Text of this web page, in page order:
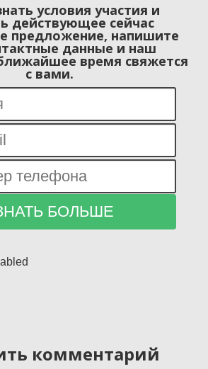
условия участия и
действующее сейчас
предложение, напишите
данные и наш
время свяжется
с вами.
комментарий